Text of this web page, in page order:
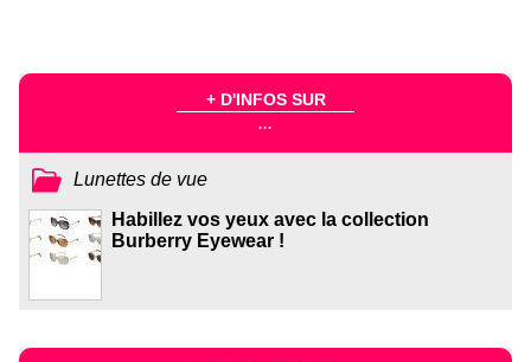
+ D'INFOS SUR
...
Lunettes de vue
Habillez vos yeux avec la collection
Burberry Eyewear !